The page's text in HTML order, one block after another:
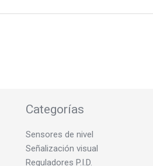
Categorías
Sensores de nivel
Señalización visual
Reguladores P.I.D.